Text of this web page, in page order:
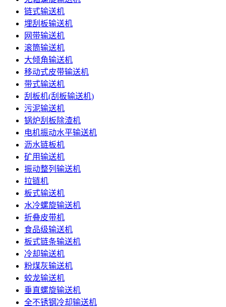
链式输送机
埋刮板输送机
网带输送机
滚筒输送机
大倾角输送机
移动式皮带输送机
带式输送机
刮板机(刮板输送机)
污泥输送机
锅炉刮板除渣机
电机振动水平输送机
沥水链板机
矿用输送机
振动整列输送机
拉链机
板式输送机
水冷螺旋输送机
折叠皮带机
食品级输送机
板式链条输送机
冷却输送机
粉煤灰输送机
蛟龙输送机
垂直螺旋输送机
全不锈钢冷却输送机